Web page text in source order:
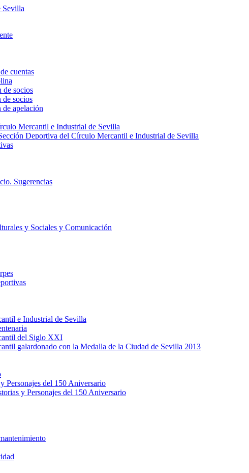
cuentas
de socios
de socios
apelación
Mercantil e Industrial de Sevilla
Deportiva del Círculo Mercantil e Industrial de Sevilla
Sugerencias
y Sociales y Comunicación
e Industrial de Sevilla
del Siglo XXI
galardonado con la Medalla de la Ciudad de Sevilla 2013
Personajes del 150 Aniversario
y Personajes del 150 Aniversario